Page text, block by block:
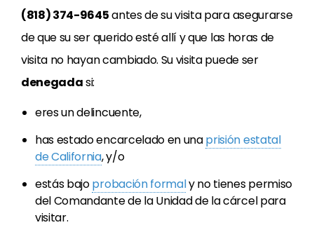
(818) 374-9645antes de su visita para asegurarse
de que su ser querido esté allí y que las horas de
visita no hayan cambiado. Su visita puede ser
denegadasi:
eres un delincuente,
has estado encarcelado en unaprisión estatal
de California, y/o
estás bajoprobación formaly no tienes permiso
del Comandante de la Unidad de la cárcel para
visitar.